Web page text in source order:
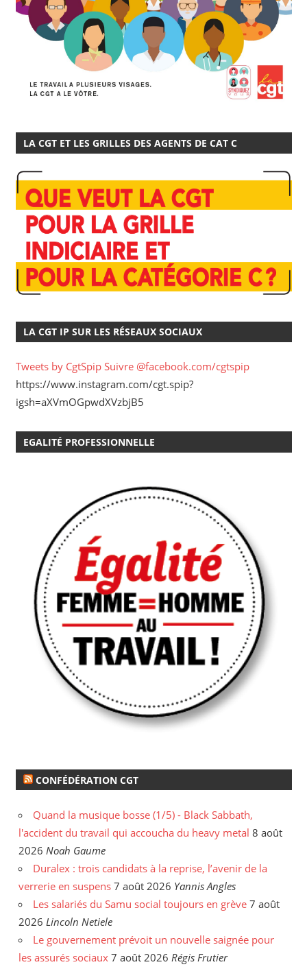
LA CGT ET LES GRILLES DES AGENTS DE CAT C
LA CGT IP SUR LES RÉSEAUX SOCIAUX
Tweets by CgtSpip Suivre @facebook.com/cgtspip
https://www.instagram.com/cgt.spip?
igsh=aXVmOGpwdXVzbjB5
EGALITÉ PROFESSIONNELLE
CONFÉDÉRATION CGT
Quand la musique bosse (1/5) - Black Sabbath,
l'accident du travail qui accoucha du heavy metal 8 août
2026 Noah Gaume
Duralex : trois candidats à la reprise, l’avenir de la
verrerie en suspens 7 août 2026 Yannis Angles
Les salariés du Samu social toujours en grève 7 août
2026 Lincoln Netiele
Le gouvernement prévoit un nouvelle saignée pour
les assurés sociaux 7 août 2026 Régis Frutier